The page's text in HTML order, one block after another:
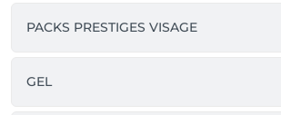
PACKS PRESTIGES VISAGE
GEL